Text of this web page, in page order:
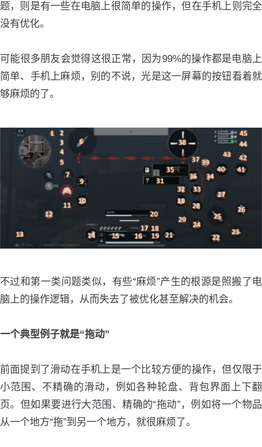
题，则是有一些在电脑上很简单的操作，但在手机上则完全
没有优化。
可能很多朋友会觉得这很正常，因为99%的操作都是电脑上
简单、手机上麻烦，别的不说，光是这一屏幕的按钮看着就
够麻烦的了。
不过和第一类问题类似，有些“麻烦”产生的根源是照搬了电
脑上的操作逻辑，从而失去了被优化甚至解决的机会。
一个典型例子就是“拖动”
前面提到了滑动在手机上是一个比较方便的操作，但仅限于
小范围、不精确的滑动，例如各种轮盘、背包界面上下翻
页。但如果要进行大范围、精确的“拖动”，例如将一个物品
从一个地方“拖”到另一个地方，就很麻烦了。